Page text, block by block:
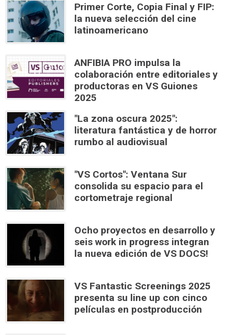
Primer Corte, Copia Final y FIP:
la nueva selección del cine
latinoamericano
ANFIBIA PRO impulsa la
colaboración entre editoriales y
productoras en VS Guiones
2025
"La zona oscura 2025":
literatura fantástica y de horror
rumbo al audiovisual
"VS Cortos": Ventana Sur
consolida su espacio para el
cortometraje regional
Ocho proyectos en desarrollo y
seis work in progress integran
la nueva edición de VS DOCS!
VS Fantastic Screenings 2025
presenta su line up con cinco
películas en postproducción